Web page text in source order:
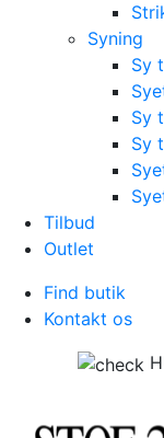
Syning
Sy
Sy
Sy
Tilbud
Outlet
Find butik
Kontakt os